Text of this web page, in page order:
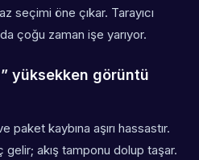
seçimi öne çıkar. Tarayıcı
çoğu zaman işe yarıyor.
yüksekken görüntü
paket kaybına aşırı hassastır.
akış tamponu dolup taşar.